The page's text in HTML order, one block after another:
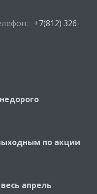
+7(812) 326-
по акции
апрель